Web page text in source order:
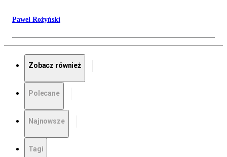
Paweł Rożyński
Zobacz również
Polecane
Najnowsze
Tagi